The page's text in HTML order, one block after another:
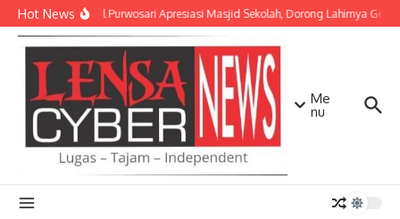
Lewati ke konten
Hot NewsDanramil Purwosari Apresiasi Masjid Sekolah, Dorong Lahirnya
Me
nu